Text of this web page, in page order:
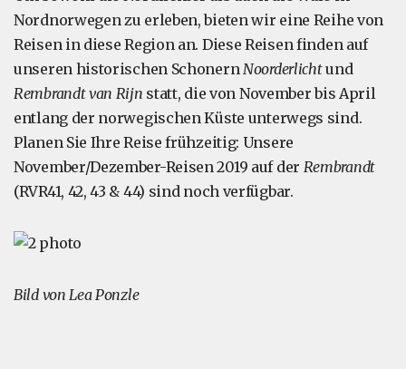
Nordnorwegen zu erleben, bieten wir eine Reihe von
Reisen in diese Region an. Diese Reisen finden auf
unseren historischen SchonernNoorderlichtund
Rembrandt van Rijn statt, die von November bis April
entlang der norwegischen Küste unterwegs sind.
Planen Sie Ihre Reise frühzeitig: Unsere
November/Dezember-Reisen 2019 auf der Rembrandt
(RVR41, 42, 43 & 44) sind noch verfügbar.
Bild von Lea Ponzle